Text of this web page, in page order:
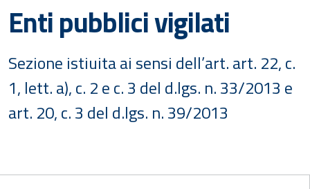
Enti pubblici vigilati
Sezione istiuita ai sensi dell’art. art. 22, c.
1, lett. a), c. 2 e c. 3 del d.lgs. n. 33/2013 e
art. 20, c. 3 del d.lgs. n. 39/2013